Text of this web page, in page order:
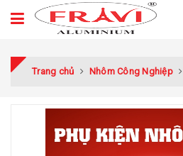
Trang chủ Nhôm Công Nghiệp